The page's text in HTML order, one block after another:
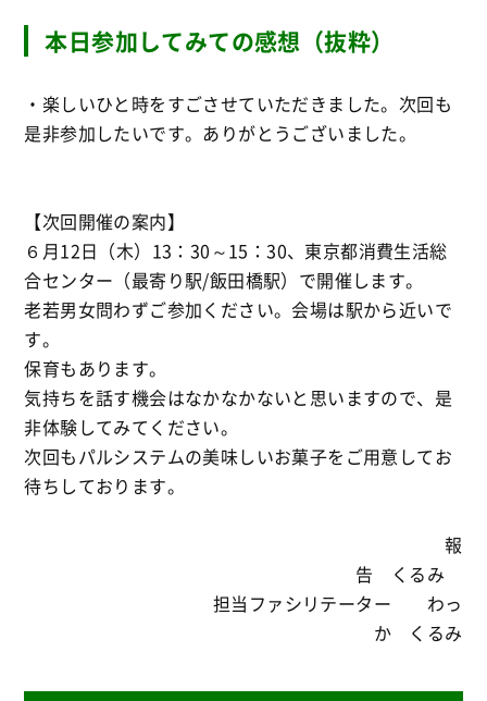
本日参加してみての感想（抜粋）
・楽しいひと時をすごさせていただきました。次回も
是非参加したいです。ありがとうございました。
【次回開催の案内】
６月12日（木）13：30～15：30、東京都消費生活総
合センター（最寄り駅/飯田橋駅）で開催します。
老若男女問わずご参加ください。会場は駅から近いで
す。
保育もあります。
気持ちを話す機会はなかなかないと思いますので、是
非体験してみてください。
次回もパルシステムの美味しいお菓子をご用意してお
待ちしております。
報
告 くるみ
担当ファシリテーター わっ
か くるみ